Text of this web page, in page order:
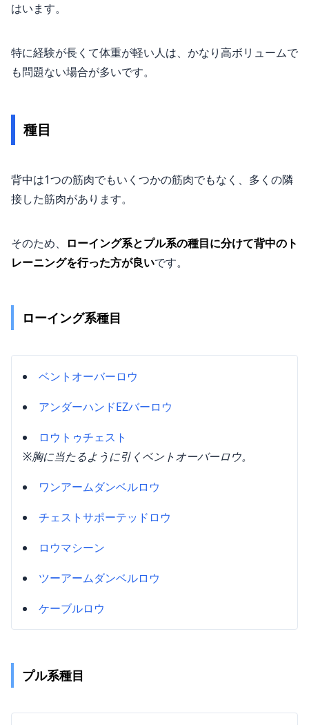
はいます。
特に経験が長くて体重が軽い人は、かなり高ボリュームで
も問題ない場合が多いです。
種目
背中は1つの筋肉でもいくつかの筋肉でもなく、多くの隣
接した筋肉があります。
そのため、
ローイング系とプル系の種目に分けて背中のト
レーニングを行った方が良いです。
ローイング系種目
ベントオーバーロウ
アンダーハンドEZバーロウ
ロウトゥチェスト
※胸に当たるように引くベントオーバーロウ。
ワンアームダンベルロウ
チェストサポーテッドロウ
ロウマシーン
ツーアームダンベルロウ
ケーブルロウ
プル系種目